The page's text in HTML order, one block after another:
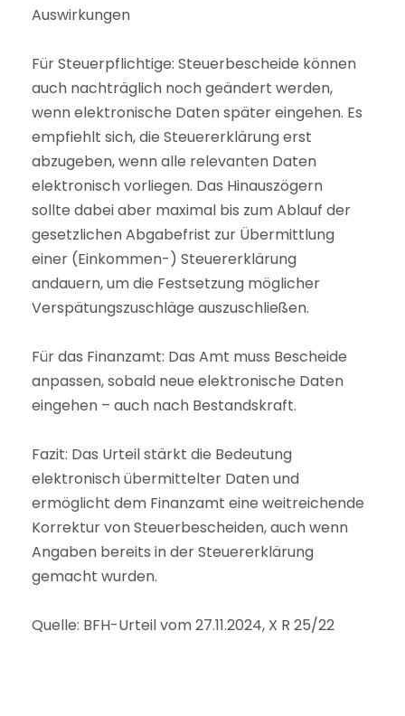
Auswirkungen
Für Steuerpflichtige: Steuerbescheide können
auch nachträglich noch geändert werden,
wenn elektronische Daten später eingehen. Es
empfiehlt sich, die Steuererklärung erst
abzugeben, wenn alle relevanten Daten
elektronisch vorliegen. Das Hinauszögern
sollte dabei aber maximal bis zum Ablauf der
gesetzlichen Abgabefrist zur Übermittlung
einer (Einkommen-) Steuererklärung
andauern, um die Festsetzung möglicher
Verspätungszuschläge auszuschließen.
Für das Finanzamt: Das Amt muss Bescheide
anpassen, sobald neue elektronische Daten
eingehen – auch nach Bestandskraft.
Fazit: Das Urteil stärkt die Bedeutung
elektronisch übermittelter Daten und
ermöglicht dem Finanzamt eine weitreichende
Korrektur von Steuerbescheiden, auch wenn
Angaben bereits in der Steuererklärung
gemacht wurden.
Quelle: BFH-Urteil vom 27.11.2024, X R 25/22